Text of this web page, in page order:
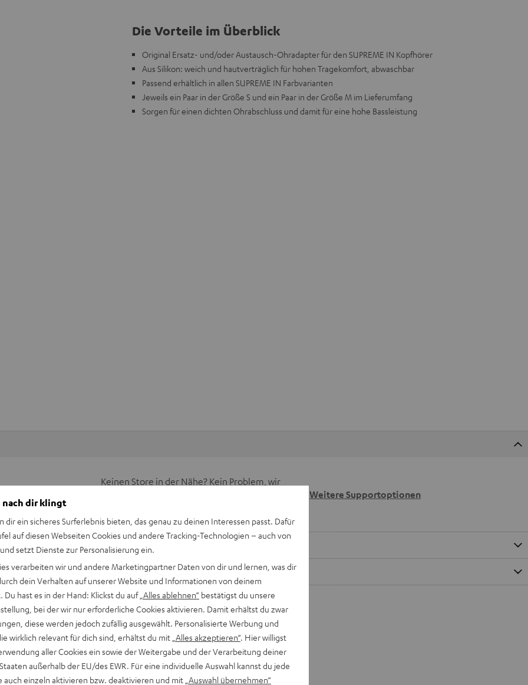
Die Vorteile im Überblick
Original Ersatz- und/oder Austausch-Ohradapter für den SUPREME IN Kopfhörer
Aus Silikon: weich und hautverträglich für hohen Tragekomfort, abwaschbar
Passend erhältlich in allen SUPREME IN Farbvarianten
Jeweils ein Paar in der Größe S und ein Paar in der Größe M im Lieferumfang
Sorgen für einen dichten Ohrabschluss und damit für eine hohe Bassleistung
Keinen Store in der Nähe? Kein Problem, wir
Weitere Supportoptionen
IN Silikon-Ohradapter (S, M)
nach dir klingt
dir ein sicheres Surferlebnis bieten, das genau zu deinen Interessen passt. Dafür
auf diesen Webseiten Cookies und andere Tracking-Technologien – auch von
setzt Dienste zur Personalisierung ein.
verarbeiten wir und andere Marketingpartner Daten von dir und lernen, was dir
dein Verhalten auf unserer Website und Informationen von deinem
Du hast es in der Hand: Klickst du auf „Alles ablehnen“ bestätigst du unsere
bei der wir nur erforderliche Cookies aktivieren. Damit erhältst du zwar
diese werden jedoch zufällig ausgewählt. Personalisierte Werbung und
wirklich relevant für dich sind, erhältst du mit „Alles akzeptieren“. Hier willigst
aller Cookies ein sowie der Weitergabe und der Verarbeitung deiner
außerhalb der EU/des EWR. Für eine individuelle Auswahl kannst du jede
auch einzeln aktivieren bzw. deaktivieren und mit „Auswahl übernehmen“